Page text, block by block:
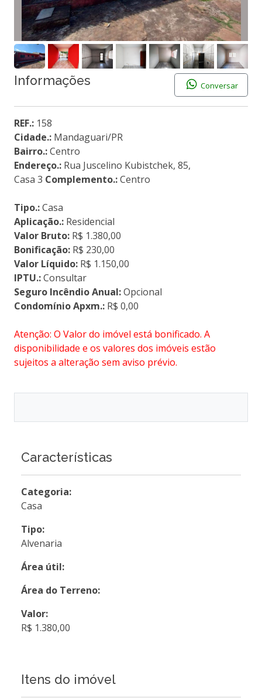
Informações Conversar
REF.: 158
Cidade.: Mandaguari/PR
Bairro.:Centro
Endereço.: Rua Juscelino Kubistchek, 85,
Casa 3 Complemento.:Centro
Tipo.:Casa
Aplicação.: Residencial
Valor Bruto: R$ 1.380,00
Bonificação: R$ 230,00
Valor Líquido: R$ 1.150,00
IPTU.:Consultar
Seguro Incêndio Anual:Opcional
Condomínio Apxm.: R$ 0,00
Atenção: O Valor do imóvel está bonificado. A
disponibilidade e os valores dos imóveis estão
sujeitos a alteração sem aviso prévio.
Características
Categoria:
Casa
Tipo:
Alvenaria
Área útil:
Área do Terreno:
Valor:
R$ 1.380,00
Itens do imóvel